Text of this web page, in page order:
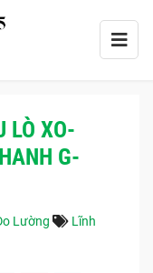
LÒ XO-
G-
Lường
Lĩnh